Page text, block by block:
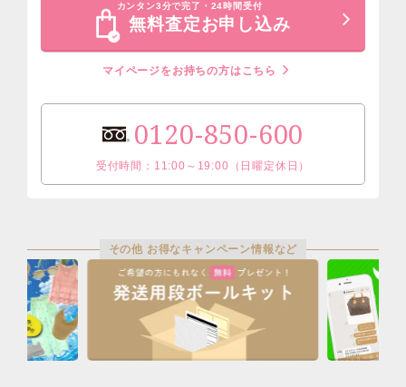
カンタン3分で完了・24時間受付
無料査定お申し込み
マイページをお持ちの方はこちら
0120-850-600
受付時間：11:00～19:00（日曜定休日）
その他 お得なキャンペーン情報など